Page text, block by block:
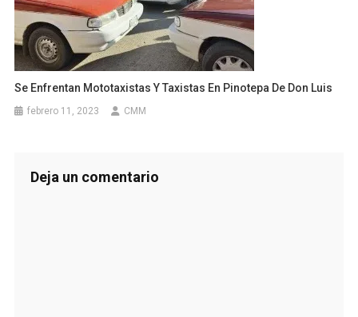
Se Enfrentan Mototaxistas Y Taxistas En Pinotepa De Don Luis
febrero 11, 2023 CMM
Deja un comentario